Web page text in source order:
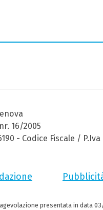
16/2005
- Codice Fiscale / P.Iva
agevolazione presentata in data